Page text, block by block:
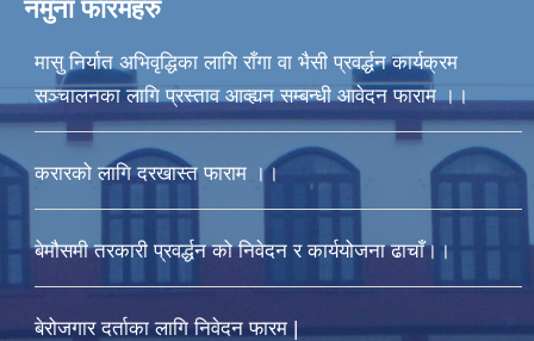
नमुना फारमहरु
मासु निर्यात अभिवृद्धिका लागि राँगा वा भैसी प्रवर्द्धन कार्यक्रम
सञ्चालनका लागि प्रस्ताव आव्ह्यन सम्बन्धी आवेदन फाराम ।।
करारको लागि दरखास्त फाराम ।।
बेमौसमी तरकारी प्रवर्द्धन को निवेदन र कार्ययोजना ढाचाँ।।
बेरोजगार दर्ताका लागि निवेदन फारम |